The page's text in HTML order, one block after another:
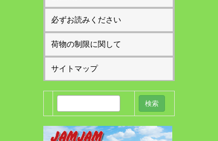
必ずお読みください
荷物の制限に関して
サイトマップ